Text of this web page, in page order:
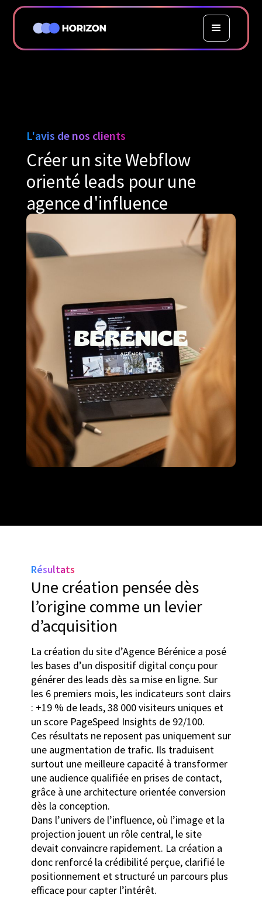
L'avis de nos clients
Créer un site Webflow
orienté leads pour une
agence d'influence
Résultats
Une création pensée dès
l’origine comme un levier
d’acquisition
La création du site d’Agence Bérénice a posé
les bases d’un dispositif digital conçu pour
générer des leads dès sa mise en ligne. Sur
les 6 premiers mois, les indicateurs sont clairs
: +19 % de leads, 38 000 visiteurs uniques et
un score PageSpeed Insights de 92/100.
Ces résultats ne reposent pas uniquement sur
une augmentation de trafic. Ils traduisent
surtout une meilleure capacité à transformer
une audience qualifiée en prises de contact,
grâce à une architecture orientée conversion
dès la conception.
Dans l’univers de l’influence, où l’image et la
projection jouent un rôle central, le site
devait convaincre rapidement. La création a
donc renforcé la crédibilité perçue, clarifié le
positionnement et structuré un parcours plus
efficace pour capter l’intérêt.